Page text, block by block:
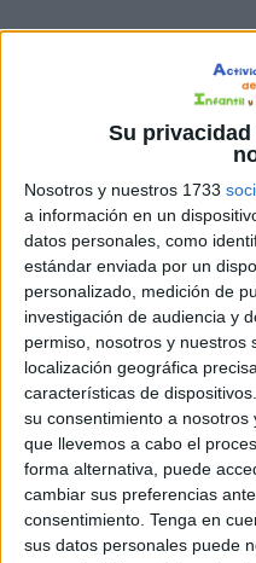
Su
Nosotros y nuestros 1733
a información en un
datos personales, como
estándar enviada por un
personalizado, medición de
investigación de audiencia y
permiso, nosotros y nuestros
localización geográfica
características de
su consentimiento a
que llevemos a cabo el
forma alternativa, puede
cambiar sus preferencias
consentimiento. Tenga en
sus datos personales puede
infantil, mi
Pulsa sobre el